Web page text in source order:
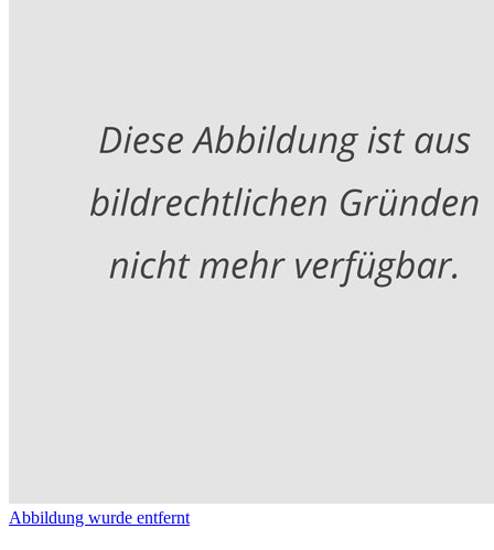
Abbildung wurde entfernt